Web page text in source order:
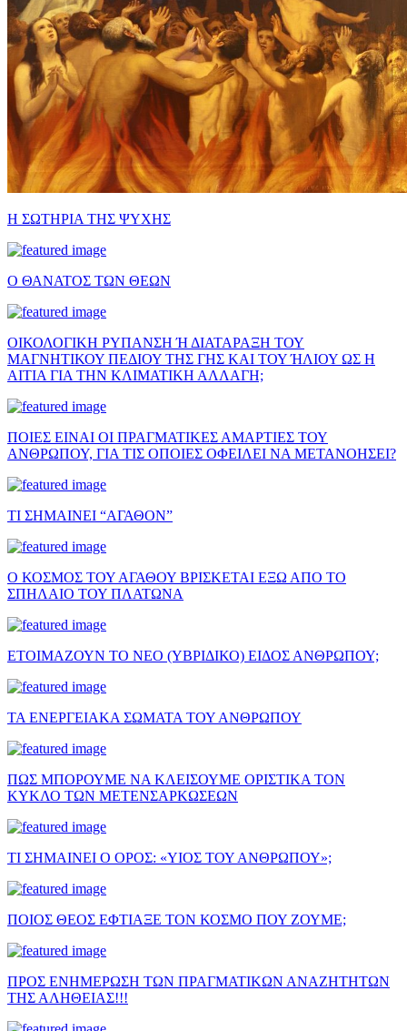
Η ΣΩΤΗΡΙΑ ΤΗΣ ΨΥΧΗΣ
Ο ΘΑΝΑΤΟΣ ΤΩΝ ΘΕΩΝ
ΟΙΚΟΛΟΓΙΚΗ ΡΥΠΑΝΣΗ Ή ΔΙΑΤΑΡΑΞΗ ΤΟΥ
ΜΑΓΝΗΤΙΚΟΥ ΠΕΔΙΟΥ ΤΗΣ ΓΗΣ ΚΑΙ ΤΟΥ ΉΛΙΟΥ ΩΣ Η
ΑΙΤΙΑ ΓΙΑ ΤΗΝ ΚΛΙΜΑΤΙΚΗ ΑΛΛΑΓΗ;
ΠΟΙΕΣ ΕΙΝΑΙ ΟΙ ΠΡΑΓΜΑΤΙΚΕΣ ΑΜΑΡΤΙΕΣ ΤΟΥ
ΑΝΘΡΩΠΟΥ, ΓΙΑ ΤΙΣ ΟΠΟΙΕΣ ΟΦΕΙΛΕΙ ΝΑ ΜΕΤΑΝΟΗΣΕΙ?
ΤΙ ΣΗΜΑΙΝΕΙ “ΑΓΑΘΟΝ”
Ο ΚΟΣΜΟΣ ΤΟΥ ΑΓΑΘΟΥ ΒΡΙΣΚΕΤΑΙ ΕΞΩ ΑΠΟ ΤΟ
ΣΠΗΛΑΙΟ ΤΟΥ ΠΛΑΤΩΝΑ
ΕΤΟΙΜΑΖΟΥΝ ΤΟ ΝΕΟ (ΥΒΡΙΔΙΚΟ) ΕΙΔΟΣ ΑΝΘΡΩΠΟΥ;
ΤΑ ΕΝΕΡΓΕΙΑΚΑ ΣΩΜΑΤΑ ΤΟΥ ΑΝΘΡΩΠΟΥ
ΠΩΣ ΜΠΟΡΟΥΜΕ ΝΑ ΚΛΕΙΣΟΥΜΕ ΟΡΙΣΤΙΚΑ ΤΟΝ
ΚΥΚΛΟ ΤΩΝ ΜΕΤΕΝΣΑΡΚΩΣΕΩΝ
ΤΙ ΣΗΜΑΙΝΕΙ Ο ΟΡΟΣ: «ΥΙΟΣ ΤΟΥ ΑΝΘΡΩΠΟΥ»;
ΠΟΙΟΣ ΘΕΟΣ ΕΦΤΙΑΞΕ ΤΟΝ ΚΟΣΜΟ ΠΟΥ ΖΟΥΜΕ;
ΠΡΟΣ ΕΝΗΜΕΡΩΣΗ ΤΩΝ ΠΡΑΓΜΑΤΙΚΩΝ ΑΝΑΖΗΤΗΤΩΝ
ΤΗΣ ΑΛΗΘΕΙΑΣ!!!